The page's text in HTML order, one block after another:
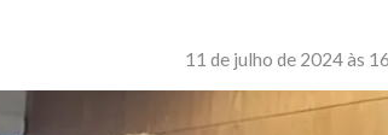
11 de julho de 2024 às